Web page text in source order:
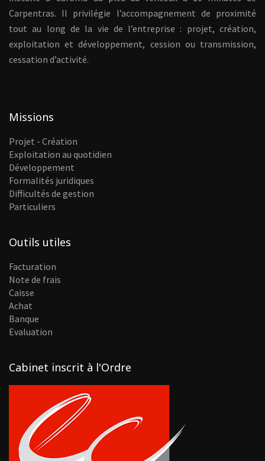
Carpentras. Il privilégie l’accompagnement de proximité
tout au long de la vie de l’entreprise : projet, création,
exploitation et développement, cession ou transmission,
cessation d’activité.
Missions
Projet - Création
Exploitation au quotidien
Développement
Formalités juridiques
Difficultés de gestion
Particuliers
Outils utiles
Facturation
Note de frais
Caisse
Achat
Banque
Evaluation
Cabinet inscrit à l'Ordre